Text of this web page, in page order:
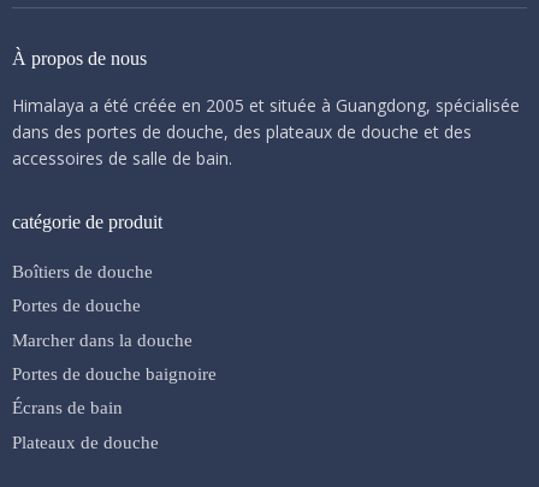
À propos de nous
Himalaya a été créée en 2005 et située à Guangdong, spécialisée
dans des portes de douche, des plateaux de douche et des
accessoires de salle de bain.
catégorie de produit
Boîtiers de douche
Portes de douche
Marcher dans la douche
Portes de douche baignoire
Écrans de bain
Plateaux de douche